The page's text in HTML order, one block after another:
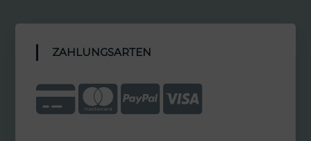
ZAHLUNGSARTEN